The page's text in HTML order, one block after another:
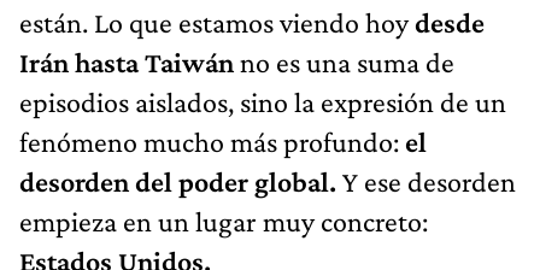
están. Lo que estamos viendo hoydesde
Irán hasta Taiwánno es una suma de
episodios aislados, sino la expresión de un
fenómeno mucho más profundo: el
desorden del poder global. Y ese desorden
empieza en un lugar muy concreto:
Estados Unidos.